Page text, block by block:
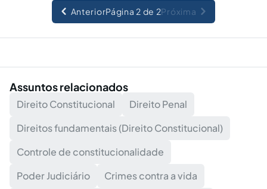
AnteriorPágina 2 de 2Próxima
Assuntos relacionados
Direito Constitucional
Direito Penal
Direitos fundamentais (Direito Constitucional)
Controle de constitucionalidade
Poder Judiciário
Crimes contra a vida